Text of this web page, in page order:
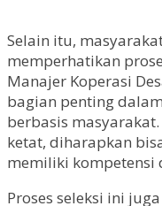
Selain itu,
memperhatikan
Manajer Koperasi
bagian penting
berbasis
ketat, diharapkan
memiliki kompetensi
Proses seleksi ini